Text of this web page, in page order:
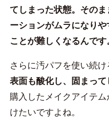
てしまった状態。その
ーションがムラになり
ことが難しくなるんです
さらに汚パフを使い続け
表面も酸化し、固まって
購入したメイクアイテ
けたいですよね。